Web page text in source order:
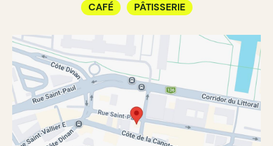
CAFÉ PÂTISSERIE